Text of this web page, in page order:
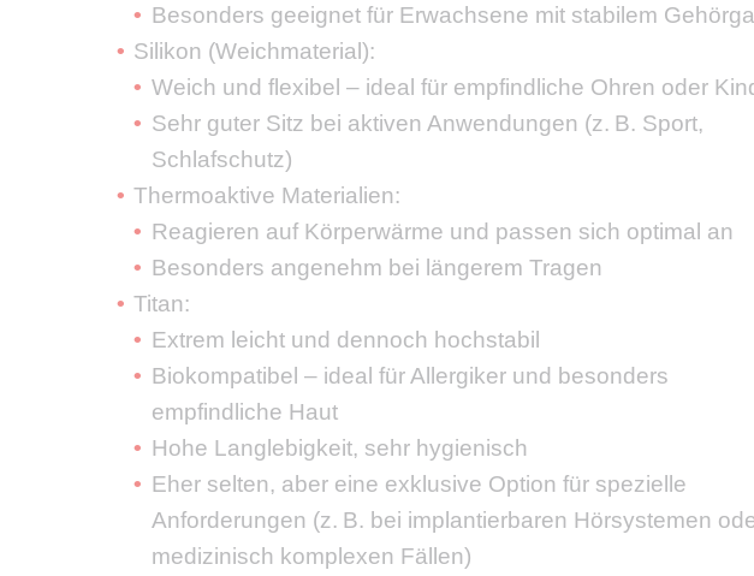
Besonders geeignet für Erwachsene mit stabilem
Silikon (Weichmaterial):
Weich und flexibel – ideal für empfindliche Ohren oder
Sehr guter Sitz bei aktiven Anwendungen (z. B. Sport,
Schlafschutz)
Thermoaktive Materialien:
Reagieren auf Körperwärme und passen sich optimal an
Besonders angenehm bei längerem Tragen
Titan:
Extrem leicht und dennoch hochstabil
Biokompatibel – ideal für Allergiker und besonders
empfindliche Haut
Hohe Langlebigkeit, sehr hygienisch
Eher selten, aber eine exklusive Option für spezielle
Anforderungen (z. B. bei implantierbaren Hörsystemen
medizinisch komplexen Fällen)